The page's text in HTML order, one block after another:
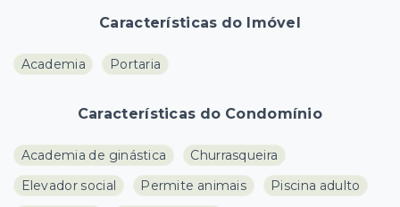
Características do Imóvel
Academia Portaria
Características do Condomínio
Academia de ginástica
Churrasqueira
Elevador social
Permite animais
Piscina adulto